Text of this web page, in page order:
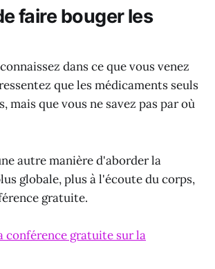
faire bouger les
dans ce que vous venez
que les médicaments seuls
mais que vous ne savez pas par où
autre manière d'aborder la
globale, plus à l'écoute du corps,
gratuite.
conférence gratuite sur la